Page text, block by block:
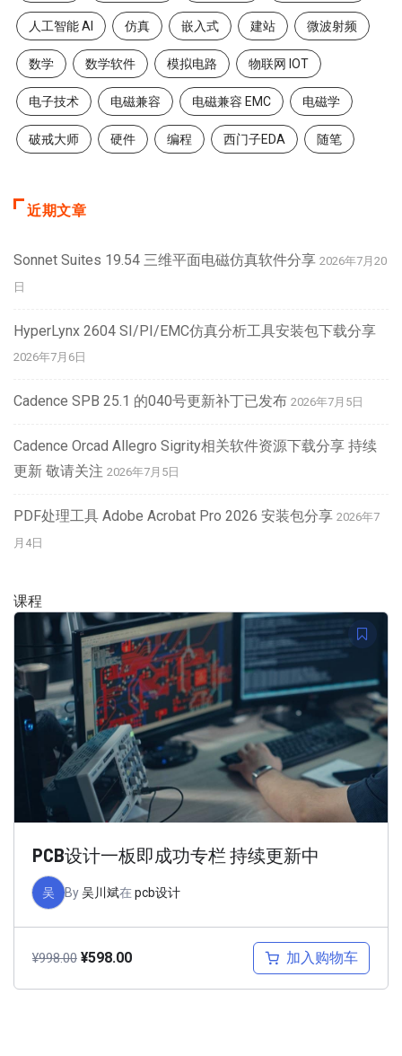
人工智能 AI 仿真 嵌入式 建站 微波射频
数学 数学软件 模拟电路 物联网 IOT
电子技术 电磁兼容 电磁兼容 EMC 电磁学
破戒大师 硬件 编程 西门子EDA 随笔
近期文章
Sonnet Suites 19.54 三维平面电磁仿真软件分享 2026年7月20
日
HyperLynx 2604 SI/PI/EMC仿真分析工具安装包下载分享
2026年7月6日
Cadence SPB 25.1 的040号更新补丁已发布 2026年7月5日
Cadence Orcad Allegro Sigrity相关软件资源下载分享 持续
更新 敬请关注 2026年7月5日
PDF处理工具 Adobe Acrobat Pro 2026 安装包分享 2026年7
月4日
课程
PCB设计一板即成功专栏 持续更新中
吴 By吴川斌在 pcb设计
¥998.00 ¥598.00 加入购物车